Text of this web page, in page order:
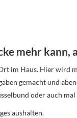
mehr kann,
im Haus. Hier wird
gemacht und
oder auch
aushalten.